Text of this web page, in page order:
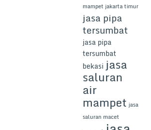
mampet jakarta timur
jasa pipa
tersumbat
jasa pipa
tersumbat
bekasi jasa
saluran
air
mampet jasa
saluran macet